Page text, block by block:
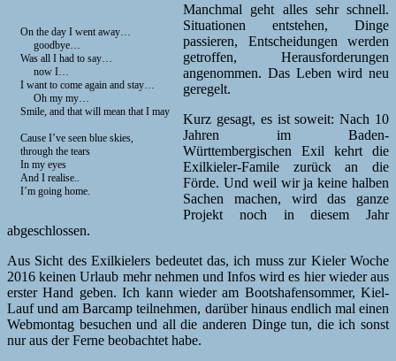
On the day I went away…
goodbye…
Was all I had to say…
now I…
I want to come again and stay…
Oh my my…
Smile, and that will mean that I may
Cause I’ve seen blue skies,
through the tears
In my eyes
And I realise..
I’m going home.
Manchmal geht alles sehr schnell.
Situationen entstehen, Dinge
passieren, Entscheidungen werden
getroffen, Herausforderungen
angenommen. Das Leben wird neu
geregelt.
Kurz gesagt, es ist soweit: Nach 10
Jahren im Baden-
Württembergischen Exil kehrt die
Exilkieler-Famile zurück an die
Förde. Und weil wir ja keine halben
Sachen machen, wird das ganze
Projekt noch in diesem Jahr
abgeschlossen.
Aus Sicht des Exilkielers bedeutet das, ich muss zur Kieler Woche
2016 keinen Urlaub mehr nehmen und Infos wird es hier wieder aus
erster Hand geben. Ich kann wieder am Bootshafensommer, Kiel-
Lauf und am Barcamp teilnehmen, darüber hinaus endlich mal einen
Webmontag besuchen und all die anderen Dinge tun, die ich sonst
nur aus der Ferne beobachtet habe.